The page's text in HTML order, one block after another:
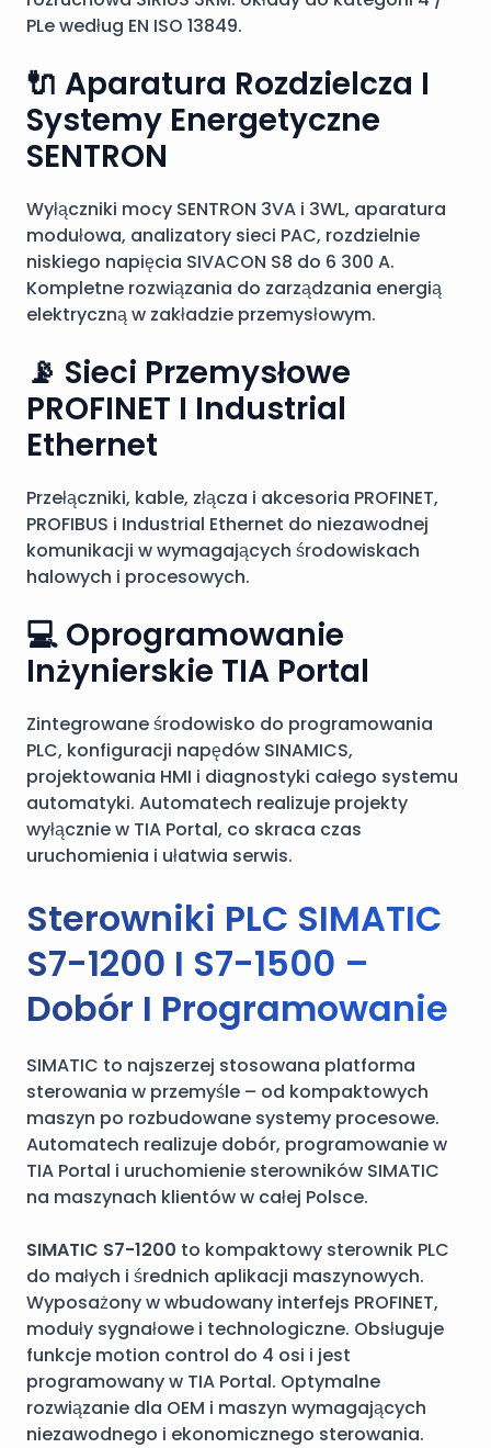
PLe według EN ISO 13849.
🔌 Aparatura Rozdzielcza I
Systemy Energetyczne
SENTRON
Wyłączniki mocy SENTRON 3VA i 3WL, aparatura
modułowa, analizatory sieci PAC, rozdzielnie
niskiego napięcia SIVACON S8 do 6 300 A.
Kompletne rozwiązania do zarządzania energią
elektryczną w zakładzie przemysłowym.
📡 Sieci Przemysłowe
PROFINET I Industrial
Ethernet
Przełączniki, kable, złącza i akcesoria PROFINET,
PROFIBUS i Industrial Ethernet do niezawodnej
komunikacji w wymagających środowiskach
halowych i procesowych.
💻 Oprogramowanie
Inżynierskie TIA Portal
Zintegrowane środowisko do programowania
PLC, konfiguracji napędów SINAMICS,
projektowania HMI i diagnostyki całego systemu
automatyki. Automatech realizuje projekty
wyłącznie w TIA Portal, co skraca czas
uruchomienia i ułatwia serwis.
Sterowniki PLC SIMATIC
S7-1200 I S7-1500 –
Dobór I Programowanie
SIMATIC to najszerzej stosowana platforma
sterowania w przemyśle – od kompaktowych
maszyn po rozbudowane systemy procesowe.
Automatech realizuje dobór, programowanie w
TIA Portal i uruchomienie sterowników SIMATIC
na maszynach klientów w całej Polsce.
SIMATIC S7-1200 to kompaktowy sterownik PLC
do małych i średnich aplikacji maszynowych.
Wyposażony w wbudowany interfejs PROFINET,
moduły sygnałowe i technologiczne. Obsługuje
funkcje motion control do 4 osi i jest
programowany w TIA Portal. Optymalne
rozwiązanie dla OEM i maszyn wymagających
niezawodnego i ekonomicznego sterowania.